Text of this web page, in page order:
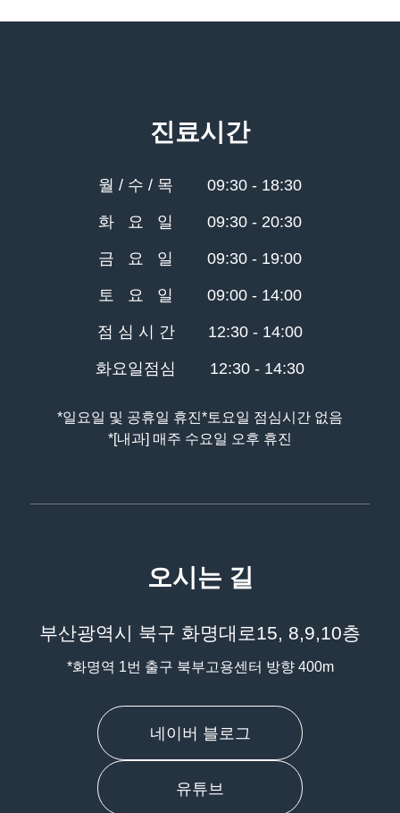
진료시간
월 / 수 / 목
09:30 - 18:30
화 요 일
09:30 - 20:30
금 요 일
09:30 - 19:00
토 요 일
09:00 - 14:00
점 심 시 간
12:30 - 14:00
화요일점심
12:30 - 14:30
*일요일 및 공휴일 휴진*토요일 점심시간 없음
*[내과] 매주 수요일 오후 휴진
오시는 길
부산광역시 북구 화명대로15, 8,9,10층
*화명역 1번 출구 북부고용센터 방향 400m
네이버 블로그
유튜브